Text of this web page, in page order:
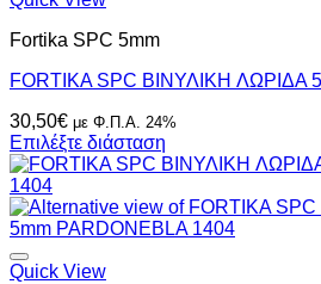
Fortika SPC 5mm
FORTIKA SPC ΒΙΝΥΛΙΚH ΛΩΡΙΔΑ
30,50€ με Φ.Π.Α. 24%
Επιλέξτε διάσταση
Quick View